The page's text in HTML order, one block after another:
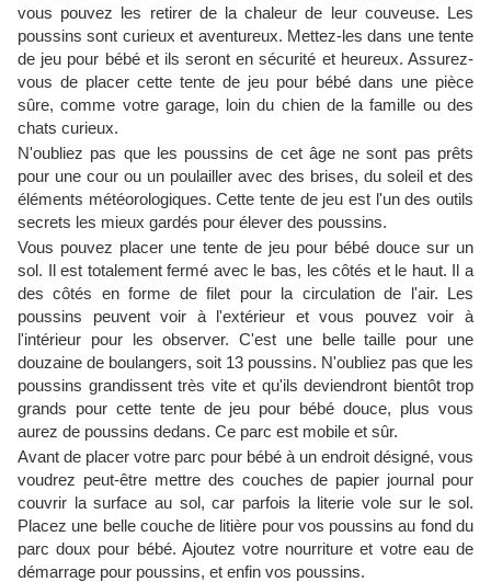
vous pouvez les retirer de la chaleur de leur couveuse. Les
poussins sont curieux et aventureux. Mettez-les dans une tente
de jeu pour bébé et ils seront en sécurité et heureux. Assurez-
vous de placer cette tente de jeu pour bébé dans une pièce
sûre, comme votre garage, loin du chien de la famille ou des
chats curieux.
N'oubliez pas que les poussins de cet âge ne sont pas prêts
pour une cour ou un poulailler avec des brises, du soleil et des
éléments météorologiques. Cette tente de jeu est l'un des outils
secrets les mieux gardés pour élever des poussins.
Vous pouvez placer une tente de jeu pour bébé douce sur un
sol. Il est totalement fermé avec le bas, les côtés et le haut. Il a
des côtés en forme de filet pour la circulation de l'air. Les
poussins peuvent voir à l'extérieur et vous pouvez voir à
l'intérieur pour les observer. C'est une belle taille pour une
douzaine de boulangers, soit 13 poussins. N'oubliez pas que les
poussins grandissent très vite et qu'ils deviendront bientôt trop
grands pour cette tente de jeu pour bébé douce, plus vous
aurez de poussins dedans. Ce parc est mobile et sûr.
Avant de placer votre parc pour bébé à un endroit désigné, vous
voudrez peut-être mettre des couches de papier journal pour
couvrir la surface au sol, car parfois la literie vole sur le sol.
Placez une belle couche de litière pour vos poussins au fond du
parc doux pour bébé. Ajoutez votre nourriture et votre eau de
démarrage pour poussins, et enfin vos poussins.